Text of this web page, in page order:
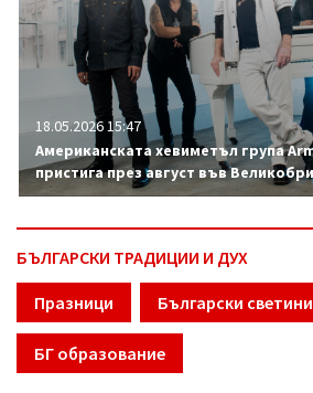
18.05.2026 15:47
Американската хевиметъл група
пристига през август във
БЪЛГАРСКИ ТРАДИЦИИ И ДУХ
Празници Български светини
БГ образование